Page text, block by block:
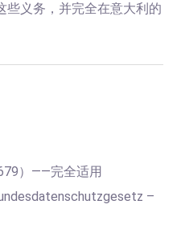
义务，并完全在意大利的
）——完全适用
–